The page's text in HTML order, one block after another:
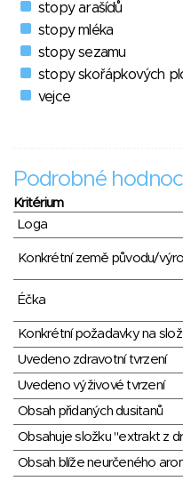
stopy arašídů
stopy mléka
stopy sezamu
stopy skořápkových
vejce
Podrobné
Kritérium
Loga
Konkrétní země původu/
Éčka
Konkrétní požadavky na
Uvedeno zdravotní tvrzení
Uvedeno výživové tvrzení
Obsah přidaných dusitanů
Obsahuje složku "extrakt z
Obsah blíže neurčeného